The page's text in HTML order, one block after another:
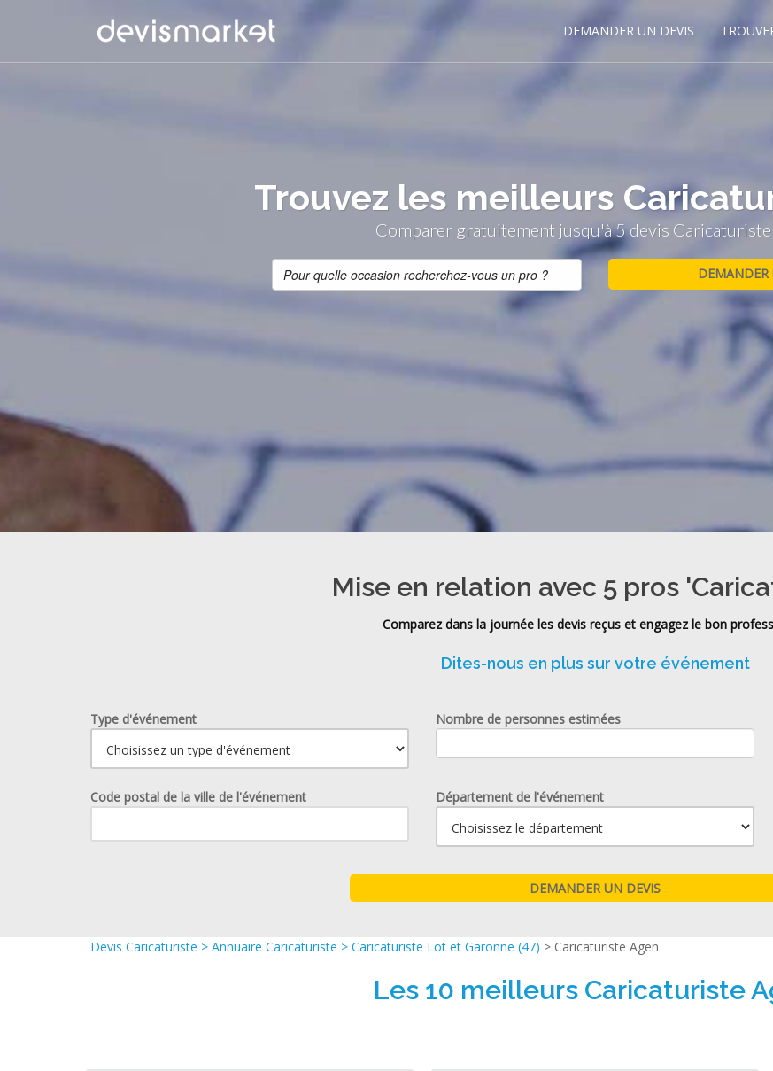
DEMANDER UN DEVIS
Trouvez les meilleurs
Comparer gratuitement jusqu'à 5 devis
Mise en relation avec 5 pros
Comparez dans la journée les devis reçus et engagez le bon
Dites-nous en plus sur votre événement
Type d'événement Nombre de personnes estimées
Code postal de la ville de l'événement Département de l'événement
Devis Caricaturiste > Annuaire Caricaturiste > Caricaturiste Lot et Garonne (47) > Caricaturiste Agen
Les 10 meilleurs Caricaturiste